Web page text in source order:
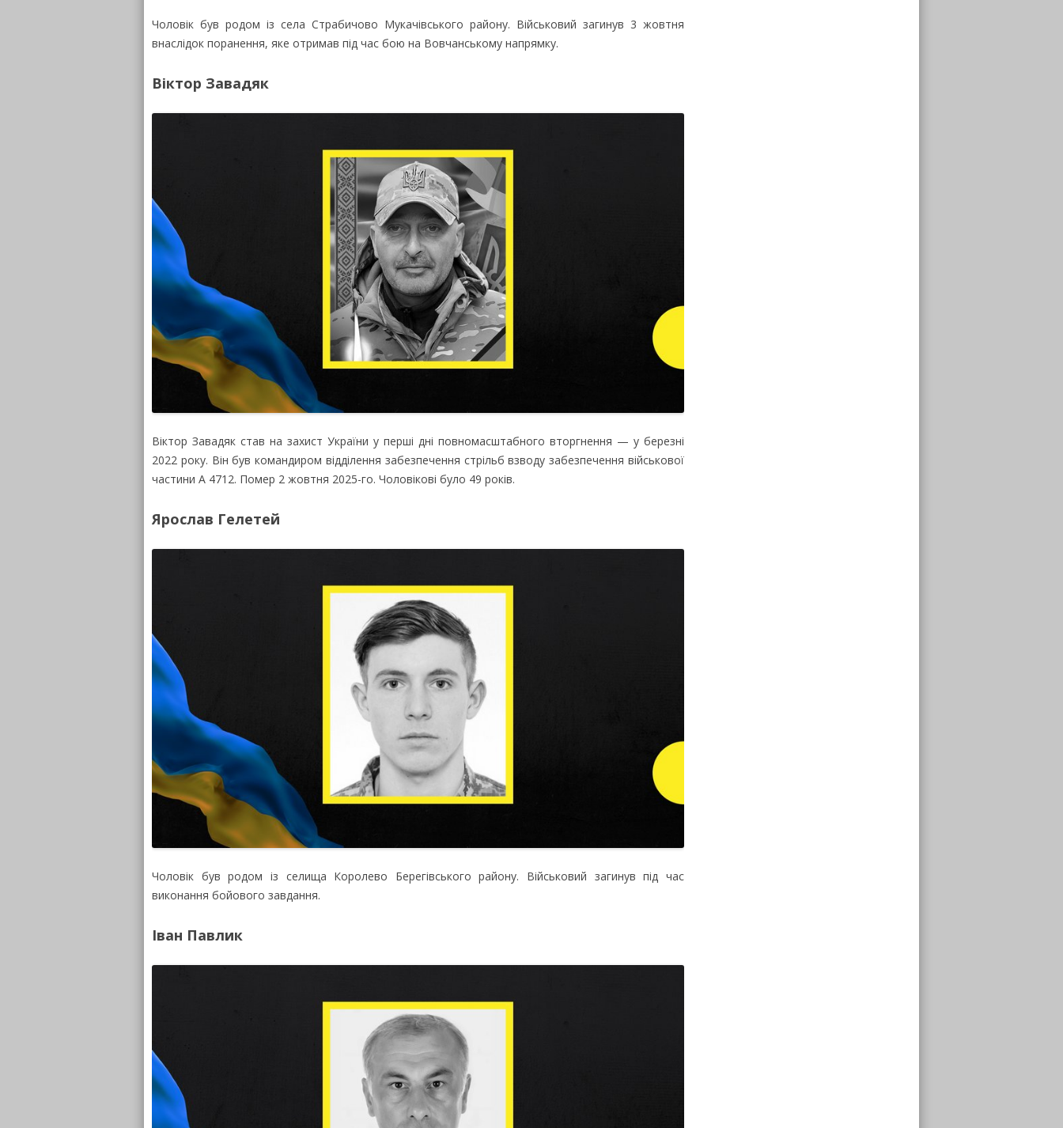
Чоловік був родом із села Страбичово Мукачівського району. Військовий загинув 3 жовтня
внаслідок поранення, яке отримав під час бою на Вовчанському напрямку.
Віктор Завадяк
Віктор Завадяк став на захист України у перші дні повномасштабного вторгнення — у березні
2022 року. Він був командиром відділення забезпечення стрільб взводу забезпечення військової
частини А 4712. Помер 2 жовтня 2025-го. Чоловікові було 49 років.
Ярослав Гелетей
Чоловік був родом із селища Королево Берегівського району. Військовий загинув під час
виконання бойового завдання.
Іван Павлик